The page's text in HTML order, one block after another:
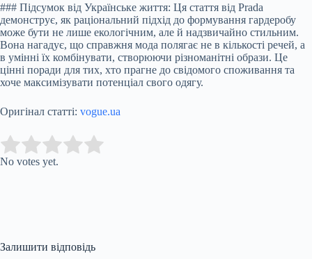
### Підсумок від Українське життя: Ця стаття від Prada
демонструє, як раціональний підхід до формування гардеробу
може бути не лише екологічним, але й надзвичайно стильним.
Вона нагадує, що справжня мода полягає не в кількості речей, а
в умінні їх комбінувати, створюючи різноманітні образи. Це
цінні поради для тих, хто прагне до свідомого споживання та
хоче максимізувати потенціал свого одягу.
Оригінал статті: vogue.ua
Rate this item:
No votes yet.
Залишити відповідь